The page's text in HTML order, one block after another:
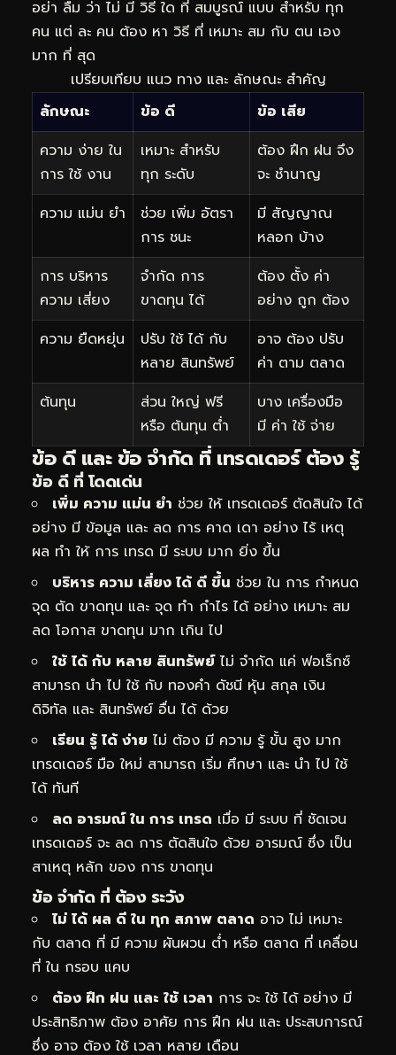
อย่า ลืม ว่า ไม่ มี วิธี ใด ที่ สมบูรณ์ แบบ สำหรับ ทุก
คน แต่ ละ คน ต้อง หา วิธี ที่ เหมาะ สม กับ ตน เอง
มาก ที่ สุด
เปรียบเทียบ แนว ทาง และ ลักษณะ สำคัญ
ลักษณะ
ข้อ ดี
ข้อ เสีย
ความ ง่าย ใน
การ ใช้ งาน
เหมาะ สำหรับ
ทุก ระดับ
ต้อง ฝึก ฝน จึง
จะ ชำนาญ
ความ แม่น ยำ
ช่วย เพิ่ม อัตรา
การ ชนะ
มี สัญญาณ
หลอก บ้าง
การ บริหาร
ความ เสี่ยง
จำกัด การ
ขาดทุน ได้
ต้อง ตั้ง ค่า
อย่าง ถูก ต้อง
ความ ยืดหยุ่น
ปรับ ใช้ ได้ กับ
หลาย สินทรัพย์
อาจ ต้อง ปรับ
ค่า ตาม ตลาด
ต้นทุน
ส่วน ใหญ่ ฟรี
หรือ ต้นทุน ต่ำ
บาง เครื่องมือ
มี ค่า ใช้ จ่าย
ข้อ ดี และ ข้อ จำกัด ที่ เทรดเดอร์ ต้อง รู้
ข้อ ดี ที่ โดดเด่น
เพิ่ม ความ แม่น ยำ ช่วย ให้ เทรดเดอร์ ตัดสินใจ ได้
อย่าง มี ข้อมูล และ ลด การ คาด เดา อย่าง ไร้ เหตุ
ผล ทำ ให้ การ เทรด มี ระบบ มาก ยิ่ง ขึ้น
บริหาร ความ เสี่ยง ได้ ดี ขึ้น ช่วย ใน การ กำหนด
จุด ตัด ขาดทุน และ จุด ทำ กำไร ได้ อย่าง เหมาะ สม
ลด โอกาส ขาดทุน มาก เกิน ไป
ใช้ ได้ กับ หลาย สินทรัพย์ไม่ จำกัด แค่ ฟอเร็กซ์
สามารถ นำ ไป ใช้ กับ ทองคำ ดัชนี หุ้น สกุล เงิน
ดิจิทัล และ สินทรัพย์ อื่น ได้ ด้วย
เรียน รู้ ได้ ง่าย ไม่ ต้อง มี ความ รู้ ขั้น สูง มาก
เทรดเดอร์ มือ ใหม่ สามารถ เริ่ม ศึกษา และ นำ ไป ใช้
ได้ ทันที
ลด อารมณ์ ใน การ เทรด เมื่อ มี ระบบ ที่ ชัดเจน
เทรดเดอร์ จะ ลด การ ตัดสินใจ ด้วย อารมณ์ ซึ่ง เป็น
สาเหตุ หลัก ของ การ ขาดทุน
ข้อ จำกัด ที่ ต้อง ระวัง
ไม่ ได้ ผล ดี ใน ทุก สภาพ ตลาด อาจ ไม่ เหมาะ
กับ ตลาด ที่ มี ความ ผันผวน ต่ำ หรือ ตลาด ที่ เคลื่อน
ที่ ใน กรอบ แคบ
ต้อง ฝึก ฝน และ ใช้ เวลา การ จะ ใช้ ได้ อย่าง มี
ประสิทธิภาพ ต้อง อาศัย การ ฝึก ฝน และ ประสบการณ์
ซึ่ง อาจ ต้อง ใช้ เวลา หลาย เดือน